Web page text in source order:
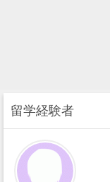
留学経験者